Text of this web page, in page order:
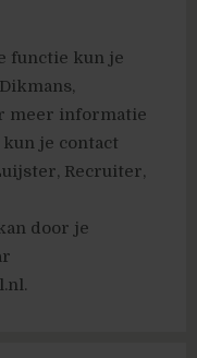
functie kun je
meer informatie
je contact
Recruiter,
door je